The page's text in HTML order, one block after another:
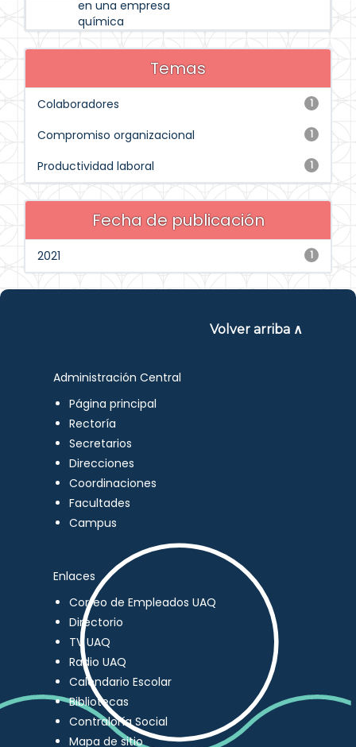
en una empresa
química
Temas
1
Colaboradores
1
Compromiso organizacional
1
Productividad laboral
Fecha de publicación
1
2021
Volver arriba ∧
Administración Central
Página principal
Rectoría
Secretarios
Direcciones
Coordinaciones
Facultades
Campus
Enlaces
Correo de Empleados UAQ
Directorio
TV UAQ
Radio UAQ
Calendario Escolar
Bibliotecas
Contraloría Social
Mapa de sitio